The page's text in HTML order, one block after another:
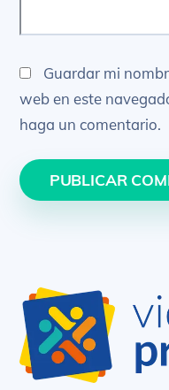
Guardar mi
web en este
haga un comentario.